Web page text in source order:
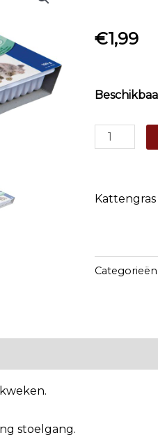
€1,99
Kattengras
Kattengras
Categorieën:
stoelgang.